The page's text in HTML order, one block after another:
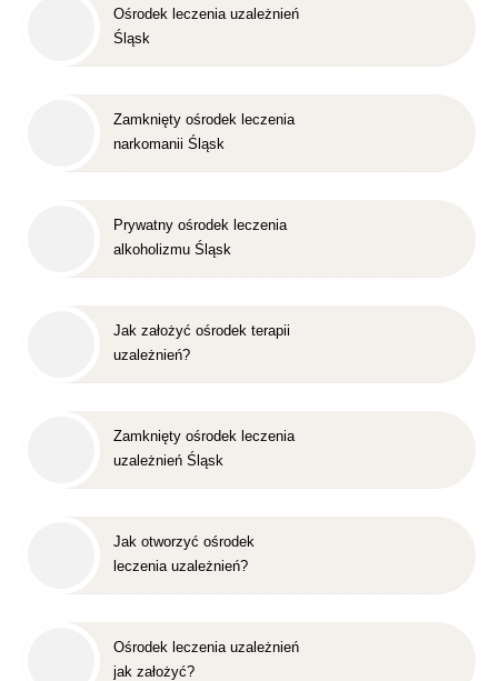
Ośrodek leczenia uzależnień
Śląsk
Zamknięty ośrodek leczenia
narkomanii Śląsk
Prywatny ośrodek leczenia
alkoholizmu Śląsk
Jak założyć ośrodek terapii
uzależnień?
Zamknięty ośrodek leczenia
uzależnień Śląsk
Jak otworzyć ośrodek
leczenia uzależnień?
Ośrodek leczenia uzależnień
jak założyć?